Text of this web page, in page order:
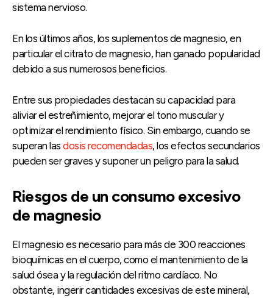
sistema nervioso.
En los últimos años, los suplementos de magnesio, en
particular el citrato de magnesio, han ganado popularidad
debido a sus numerosos beneficios.
Entre sus propiedades destacan su capacidad para
aliviar el estreñimiento, mejorar el tono muscular y
optimizar el rendimiento físico. Sin embargo, cuando se
superan las dosis recomendadas, los efectos secundarios
pueden ser graves y suponer un peligro para la salud.
Riesgos de un consumo excesivo
de magnesio
El magnesio es necesario para más de 300 reacciones
bioquímicas en el cuerpo, como el mantenimiento de la
salud ósea y la regulación del ritmo cardíaco. No
obstante, ingerir cantidades excesivas de este mineral,